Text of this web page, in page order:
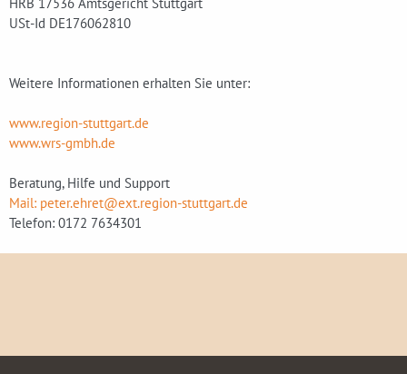
USt-Id DE176062810
Weitere Informationen erhalten Sie unter:
www.region-stuttgart.de
www.wrs-gmbh.de
Beratung, Hilfe und Support
Mail: peter.ehret@ext.region-stuttgart.de
Telefon: 0172 7634301